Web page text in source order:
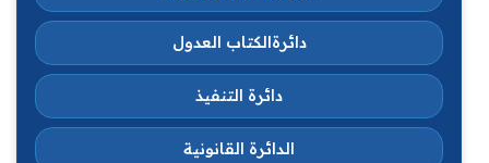
دائرةالكتاب العدول
دائرة التنفيذ
الدائرة القانونية